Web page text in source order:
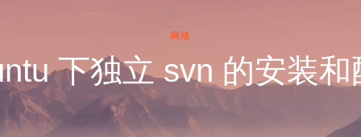
网络
下独立 svn 的安装和